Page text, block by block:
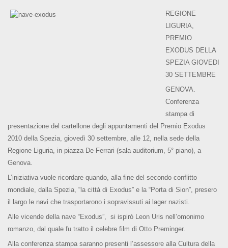
REGIONE
LIGURIA,
PREMIO
EXODUS DELLA
SPEZIA GIOVEDI
30 SETTEMBRE
GENOVA.
Conferenza
stampa di
presentazione del cartellone degli appuntamenti del Premio Exodus
2010 della Spezia, giovedì 30 settembre, alle 12, nella sede della
Regione Liguria, in piazza De Ferrari (sala auditorium, 5° piano), a
Genova.
L’iniziativa vuole ricordare quando, alla fine del secondo conflitto
mondiale, dalla Spezia, “la città di Exodus” e la “Porta di Sion”, presero
il largo le navi che trasportarono i sopravissuti ai lager nazisti.
Alle vicende della nave “Exodus”, si ispirò Leon Uris nell’omonimo
romanzo, dal quale fu tratto il celebre film di Otto Preminger.
Alla conferenza stampa saranno presenti l’assessore alla Cultura della